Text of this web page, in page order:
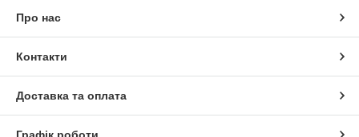
Про нас
Контакти
Доставка та оплата